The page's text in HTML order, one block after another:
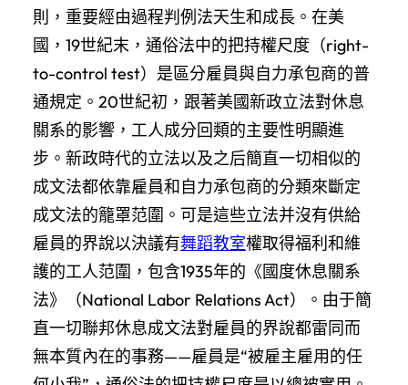
則，重要經由過程判例法天生和成長。在美
國，19世紀末，通俗法中的把持權尺度（right-
to-control test）是區分雇員與自力承包商的普
通規定。20世紀初，跟著美國新政立法對休息
關系的影響，工人成分回類的主要性明顯進
步。新政時代的立法以及之后簡直一切相似的
成文法都依靠雇員和自力承包商的分類來斷定
成文法的籠罩范圍。可是這些立法并沒有供給
雇員的界說以決議有舞蹈教室權取得福利和維
護的工人范圍，包含1935年的《國度休息關系
法》（National Labor Relations Act）。由于簡
直一切聯邦休息成文法對雇員的界說都雷同而
無本質內在的事務——雇員是“被雇主雇用的任